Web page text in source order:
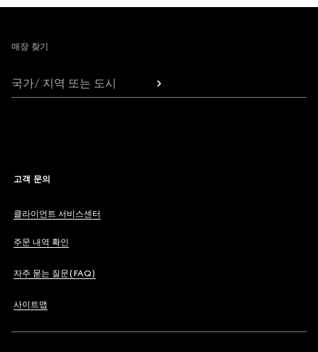
매장 찾기
국가/ 지역 또는 도시
고객 문의
클라이언트 서비스센터
주문 내역 확인
자주 묻는 질문(FAQ)
사이트맵